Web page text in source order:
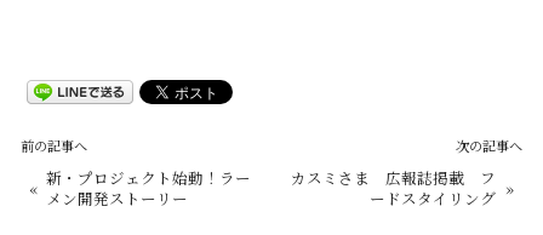
前の記事へ
« 新・プロジェクト始動！ラー
メン開発ストーリー
次の記事へ
カスミさま 広報誌掲載 フ
ードスタイリング »